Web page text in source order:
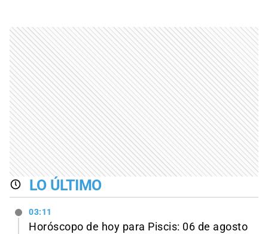
LO ÚLTIMO
03:11
Horóscopo de hoy para Piscis: 06 de agosto